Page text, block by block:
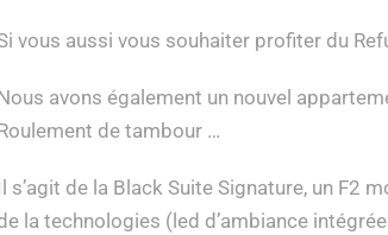
vous aussi vous souhaiter profiter du
avons également un nouvel
de tambour …
s’agit de la Black Suite Signature, un F2
la technologies (led d’ambiance